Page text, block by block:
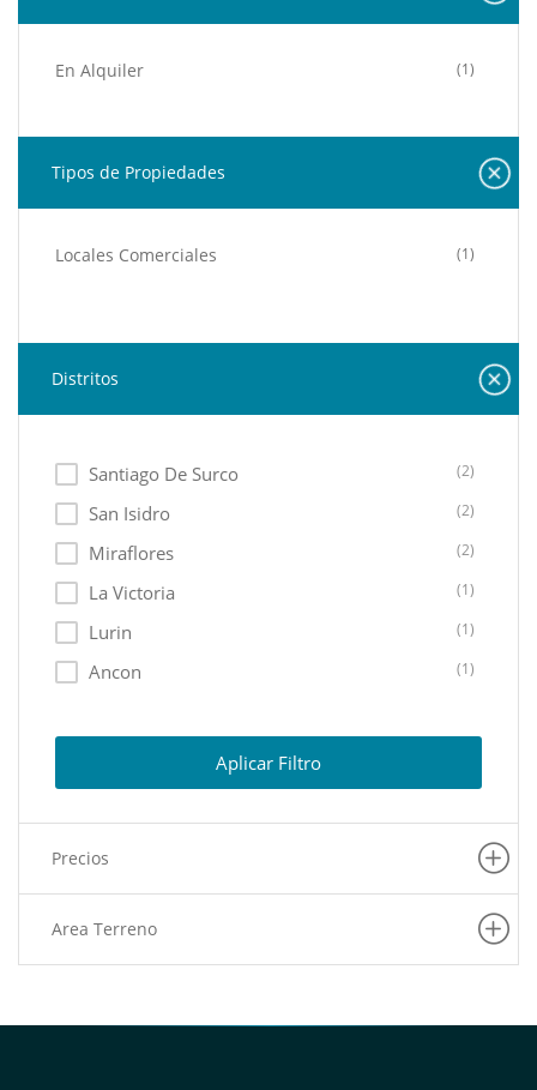
En Alquiler (1)
Tipos de Propiedades
Locales Comerciales (1)
Distritos
Santiago De Surco (2)
San Isidro (2)
Miraflores (2)
La Victoria (1)
Lurin (1)
Ancon (1)
Chorrillos (1)
La Molina (1)
San Juan De Miraflores
Aplicar Filtro
Precios
Area Terreno